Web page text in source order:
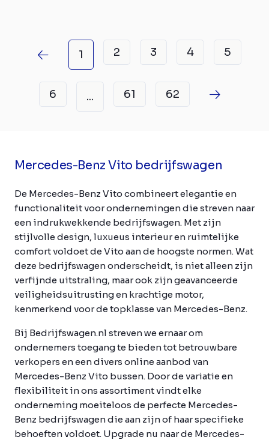
1 2 3 4 5
6 ... 61 62
Mercedes-Benz Vito bedrijfswagen
De Mercedes-Benz Vito combineert elegantie en
functionaliteit voor ondernemingen die streven naar
een indrukwekkende bedrijfswagen. Met zijn
stijlvolle design, luxueus interieur en ruimtelijke
comfort voldoet de Vito aan de hoogste normen. Wat
deze bedrijfswagen onderscheidt, is niet alleen zijn
verfijnde uitstraling, maar ook zijn geavanceerde
veiligheidsuitrusting en krachtige motor,
kenmerkend voor de topklasse van Mercedes-Benz.
Bij Bedrijfswagen.nl streven we ernaar om
ondernemers toegang te bieden tot betrouwbare
verkopers en een divers online aanbod van
Mercedes-Benz Vito bussen. Door de variatie en
flexibiliteit in ons assortiment vindt elke
onderneming moeiteloos de perfecte Mercedes-
Benz bedrijfswagen die aan zijn of haar specifieke
behoeften voldoet. Upgrade nu naar de Mercedes-